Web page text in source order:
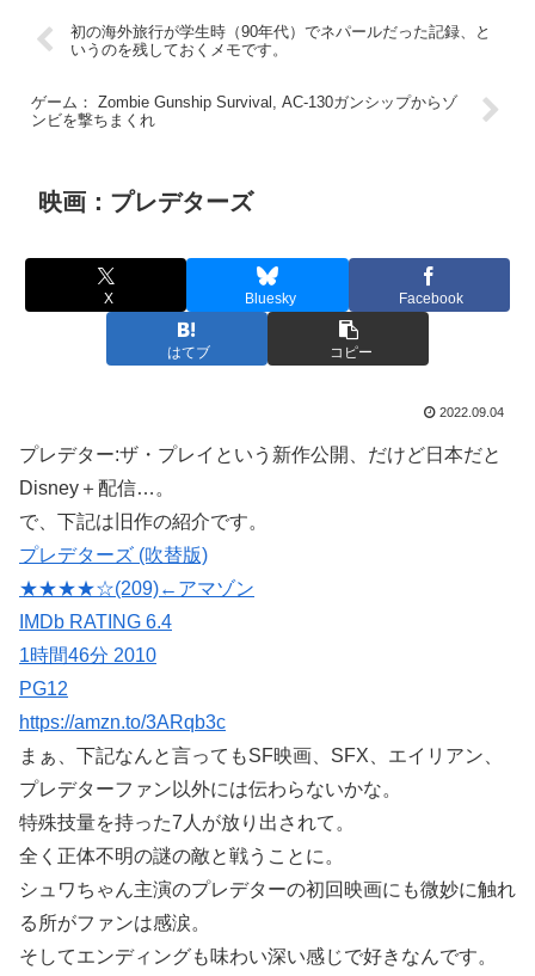
初の海外旅行が学生時（90年代）でネパールだった記録、と
いうのを残しておくメモです。
ゲーム： Zombie Gunship Survival, AC-130ガンシップからゾ
ンビを撃ちまくれ
映画：プレデターズ
X Bluesky Facebook
はてブ コピー
2022.09.04
プレデター:ザ・プレイという新作公開、だけど日本だと
Disney＋配信…。
で、下記は旧作の紹介です。
プレデターズ (吹替版)
★★★★☆(209)←アマゾン
IMDb RATING 6.4
1時間46分 2010
PG12
https://amzn.to/3ARqb3c
まぁ、下記なんと言ってもSF映画、SFX、エイリアン、
プレデターファン以外には伝わらないかな。
特殊技量を持った7人が放り出されて。
全く正体不明の謎の敵と戦うことに。
シュワちゃん主演のプレデターの初回映画にも微妙に触れ
る所がファンは感涙。
そしてエンディングも味わい深い感じで好きなんです。